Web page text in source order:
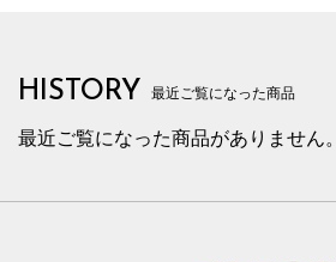
HISTORY 最近ご覧になった商品
最近ご覧になった商品がありません。